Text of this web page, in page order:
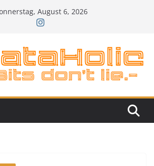
August 6, 2026